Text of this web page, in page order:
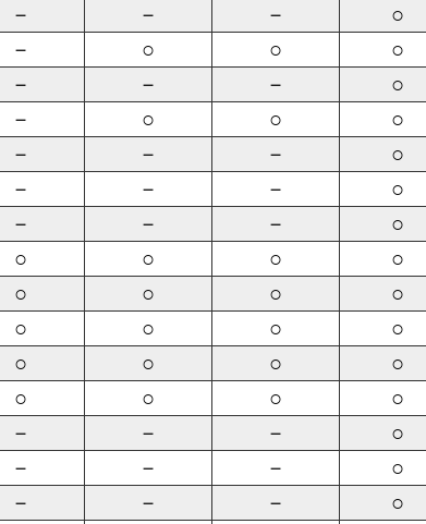
－ － － ○
－ ○ ○ ○
－ － － ○
－ ○ ○ ○
－ － － ○
－ － － ○
－ － － ○
○ ○ ○ ○
○ ○ ○ ○
○ ○ ○ ○
○ ○ ○ ○
○ ○ ○ ○
－ － － ○
－ － － ○
－ － － ○